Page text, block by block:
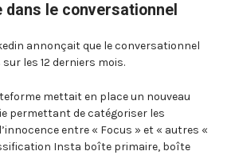
dans le conversationnel
annonçait que le conversationnel
les 12 derniers mois.
mettait en place un nouveau
permettant de catégoriser les
entre « Focus » et « autres «
Insta boîte primaire, boîte